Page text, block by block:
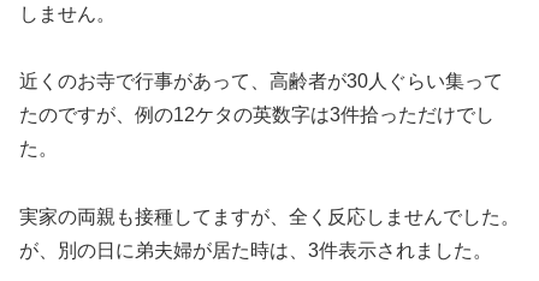
しません。
近くのお寺で行事があって、高齢者が30人ぐらい集って
たのですが、例の12ケタの英数字は3件拾っただけでし
た。
実家の両親も接種してますが、全く反応しませんでした。
が、別の日に弟夫婦が居た時は、3件表示されました。